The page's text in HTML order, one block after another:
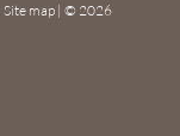
Site map | © 2026